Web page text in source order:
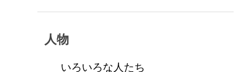
人物
いろいろな人たち